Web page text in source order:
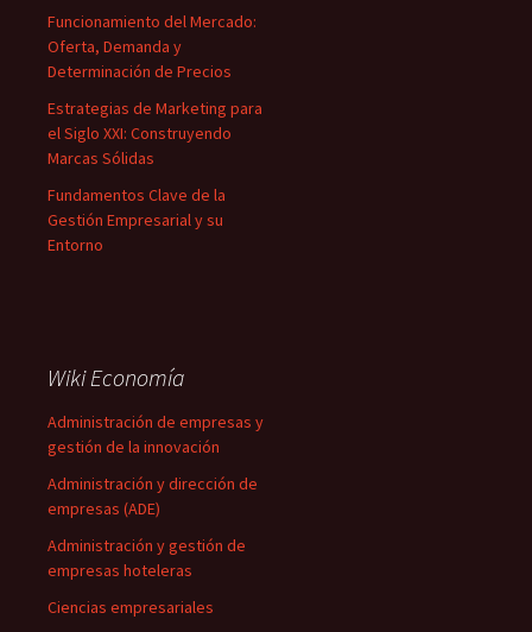
Funcionamiento del Mercado:
Oferta, Demanda y
Determinación de Precios
Estrategias de Marketing para
el Siglo XXI: Construyendo
Marcas Sólidas
Fundamentos Clave de la
Gestión Empresarial y su
Entorno
Wiki Economía
Administración de empresas y
gestión de la innovación
Administración y dirección de
empresas (ADE)
Administración y gestión de
empresas hoteleras
Ciencias empresariales